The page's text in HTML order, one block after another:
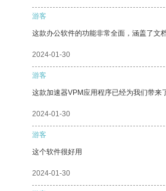
游客
这款办公软件的功能非常全面，涵盖了文
2024-01-30
游客
这款加速器VPM应用程序已经为我们带来
2024-01-30
游客
这个软件很好用
2024-01-30